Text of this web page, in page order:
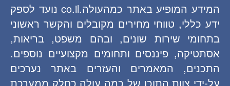
המידע המופיע באתר כמהעולה.co.il נועד לספק
ידע כללי, טווחי מחירים מקובלים והקשר ראשוני
בתחומי שירות שונים, ובהם משפט, בריאות,
אסתטיקה, פיננסים ותחומים מקצועיים נוספים.
התכנים, המאמרים והעזרים באתר נערכים
על-ידי צוות התוכן של כמה עולה כחלק ממערכת